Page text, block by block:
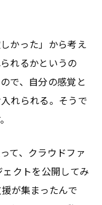
かった」から考え
れるかというの
で、自分の感覚と
れられる。そうで
て、クラウドファ
クトを公開してみ
が集まったんで